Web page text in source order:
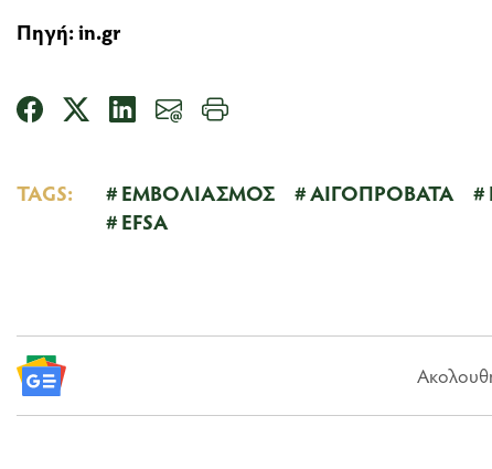
Πηγή: in.gr
TAGS: ΕΜΒΟΛΙΑΣΜΟΣ ΑΙΓΟΠΡΟΒΑΤΑ
EFSA